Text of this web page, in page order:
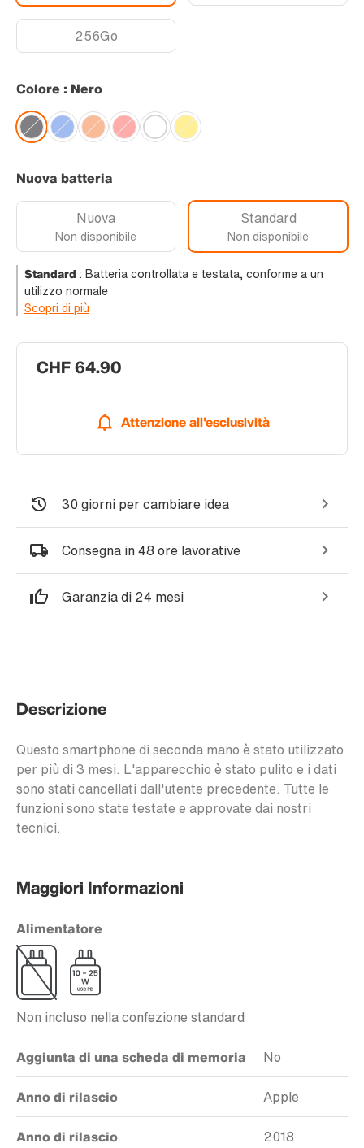
CHF 64.90
Attenzione all'esclusività
256Go
Colore : Nero
Nuova batteria
Nuova
Non disponibile
Standard
Non disponibile
Standard : Batteria controllata e testata, conforme a un
utilizzo normale
Scopri di più
30 giorni per cambiare idea
Consegna in 48 ore lavorative
Garanzia di 24 mesi
Descrizione
Questo smartphone di seconda mano è stato utilizzato
per più di 3 mesi. L'apparecchio è stato pulito e i dati
sono stati cancellati dall'utente precedente. Tutte le
funzioni sono state testate e approvate dai nostri
tecnici.
Maggiori Informazioni
Alimentatore
Non incluso nella confezione standard
Aggiunta di una scheda di memoria No
Anno di rilascio Apple
Anno di rilascio 2018